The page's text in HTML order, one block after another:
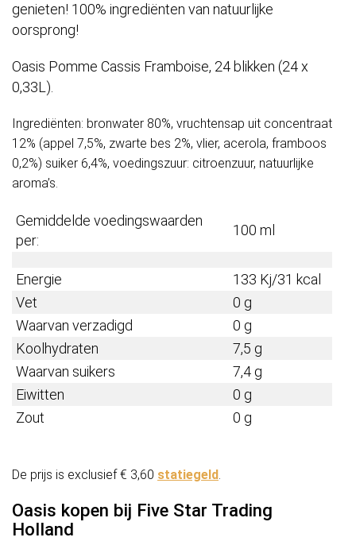
genieten! 100% ingrediënten van natuurlijke
oorsprong!
Oasis Pomme Cassis Framboise, 24 blikken (24 x
0,33L).
Ingrediënten: bronwater 80%, vruchtensap uit concentraat
12% (appel 7,5%, zwarte bes 2%, vlier, acerola, framboos
0,2%) suiker 6,4%, voedingszuur: citroenzuur, natuurlijke
aroma’s.
Gemiddelde voedingswaarden
per:
100 ml
Energie
133 Kj/31 kcal
Vet
0 g
Waarvan verzadigd
0 g
Koolhydraten
7,5 g
Waarvan suikers
7,4 g
Eiwitten
0 g
Zout
0 g
De prijs is exclusief € 3,60 statiegeld.
Oasis kopen bij Five Star Trading
Holland